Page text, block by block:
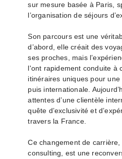
sur mesure basée à Paris,
l’organisation de séjours
Son parcours est une
d’abord, elle créait des
ses proches, mais
l'ont rapidement conduite à
itinéraires uniques pour une
puis internationale.
attentes d’une clientèle
quête d’exclusivité et
travers la France.
Ce changement de
consulting, est une